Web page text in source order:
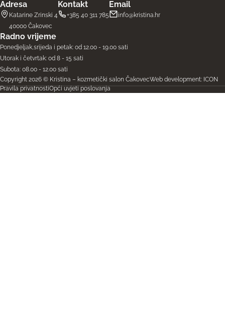
Adresa
Katarine Zrinski 4
40000 Čakovec
Kontakt
+385 40 311 785
Email
info@kristina.hr
Radno vrijeme
Ponedjeljak,srijeda i petak: od 12.00 - 19.00 sati
Utorak i četvrtak: od 8 - 15 sati
Subota: 08.00 - 12.00 sati
Copyright 2026 © Kristina – kozmetički salon ČakovecWeb development: ICON
Pravila privatnostiOpći uvjeti poslovanja